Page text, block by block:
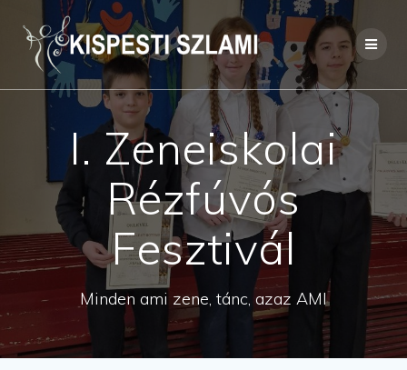
to
content
I. Zeneiskolai
Rézfúvós
Fesztivál
Minden ami zene, tánc, azaz AMI